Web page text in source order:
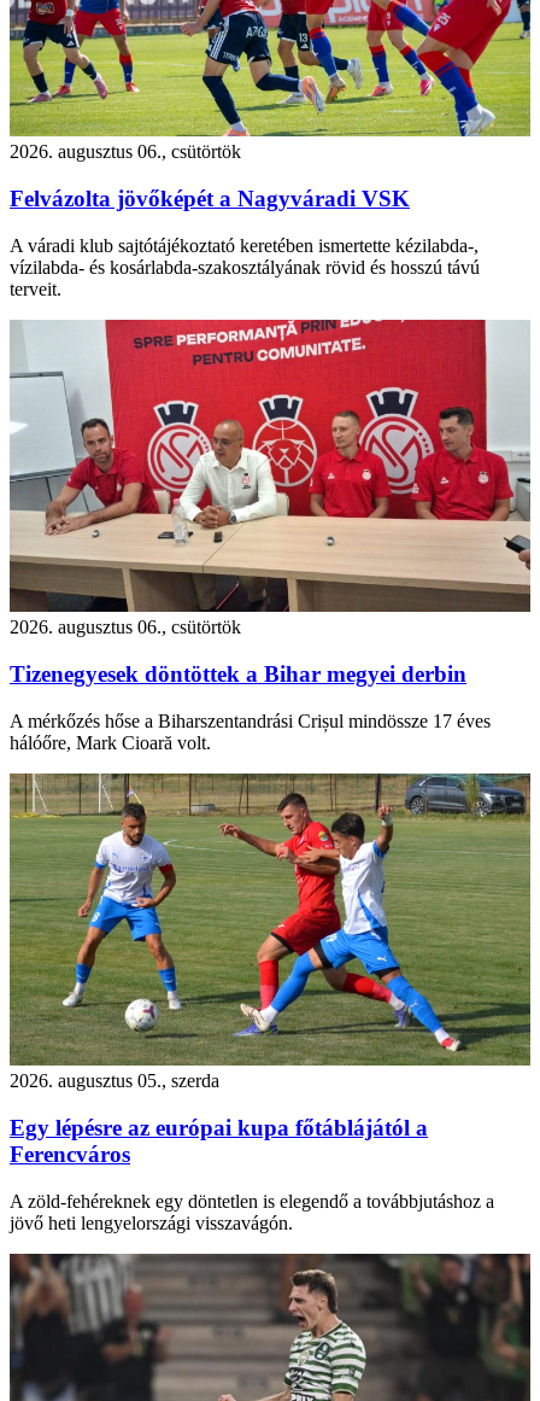
2026. augusztus 06., csütörtök
Felvázolta jövőképét a Nagyváradi VSK
A váradi klub sajtótájékoztató keretében ismertette kézilabda-,
vízilabda- és kosárlabda-szakosztályának rövid és hosszú távú
terveit.
2026. augusztus 06., csütörtök
Tizenegyesek döntöttek a Bihar megyei derbin
A mérkőzés hőse a Biharszentandrási Crișul mindössze 17 éves
hálóőre, Mark Cioară volt.
2026. augusztus 05., szerda
Egy lépésre az európai kupa főtáblájától a
Ferencváros
A zöld-fehéreknek egy döntetlen is elegendő a továbbjutáshoz a
jövő heti lengyelországi visszavágón.